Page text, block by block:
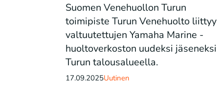
Suomen Venehuollon Turun
toimipiste Turun Venehuolto liittyy
valtuutettujen Yamaha Marine -
huoltoverkoston uudeksi jäseneksi
Turun talousalueella.
17.09.2025Uutinen